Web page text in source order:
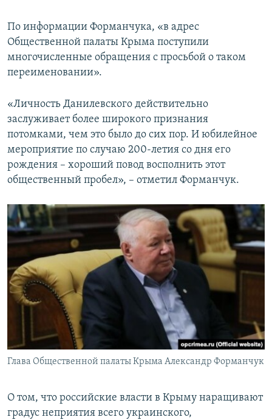
По информации Форманчука, «в адрес
Общественной палаты Крыма поступили
многочисленные обращения с просьбой о таком
переименовании».
«Личность Данилевского действительно
заслуживает более широкого признания
потомками, чем это было до сих пор. И юбилейное
мероприятие по случаю 200-летия со дня его
рождения – хороший повод восполнить этот
общественный пробел», – отметил Форманчук.
Глава Общественной палаты Крыма Александр Форманчук
О том, что российские власти в Крыму наращивают
градус неприятия всего украинского,